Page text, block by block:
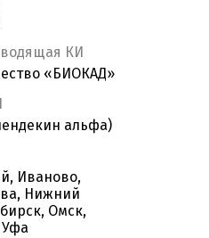
КИ
«БИОКАД»
альфа)
Иваново,
Нижний
Омск,
Уфа